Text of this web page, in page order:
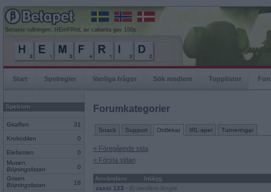
Senaste rullningen, HEmFRId, av cabarita gav 100p
Start Spelregler Vanliga frågor Sök medlem Topplistor
Spelrum
Giraffen 31
Krokodilen 0
Elefanten
0
Musen
Böjningslistan
0
Grisen
Böjningslistan
18
Forumkategorier
Snack Support Ordlekar IRL-spel Turneringar
« Föregående sida
« Första sidan
Användare
Inlägg
zassi 123 - Ej medlem längre